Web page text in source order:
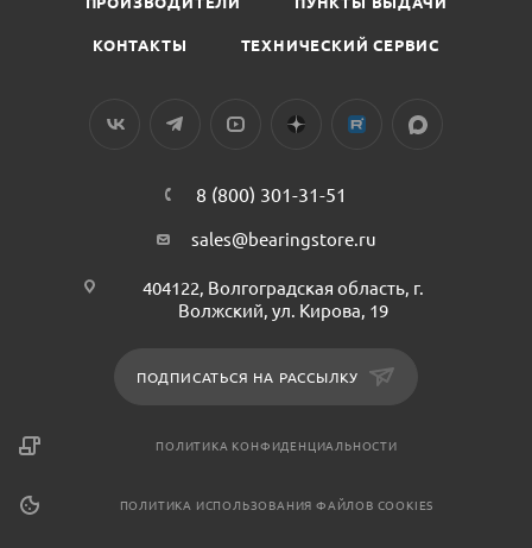
КОНТАКТЫ ТЕХНИЧЕСКИЙ СЕРВИС
8 (800) 301-31-51
sales@bearingstore.ru
404122, Волгоградская область, г.
Волжский, ул. Кирова, 19
ПОДПИСАТЬСЯ НА РАССЫЛКУ
ПОЛИТИКА КОНФИДЕНЦИАЛЬНОСТИ
ПОЛИТИКА ИСПОЛЬЗОВАНИЯ ФАЙЛОВ COOKIES